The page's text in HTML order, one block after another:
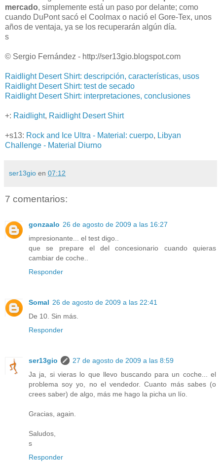
mercado, simplemente está un paso por delante; como
cuando DuPont sacó el Coolmax o nació el Gore-Tex, unos
años de ventaja, ya se los recuperarán algún día.
s
© Sergio Fernández - http://ser13gio.blogspot.com
Raidlight Desert Shirt: descripción, características, usos
Raidlight Desert Shirt: test de secado
Raidlight Desert Shirt: interpretaciones, conclusiones
+: Raidlight, Raidlight Desert Shirt
+s13: Rock and Ice Ultra - Material: cuerpo, Libyan
Challenge - Material Diurno
ser13gio en 07:12
7 comentarios:
gonzaalo 26 de agosto de 2009 a las 16:27
impresionante... el test digo..
que se prepare el del concesionario cuando quieras
cambiar de coche..
Responder
Somal 26 de agosto de 2009 a las 22:41
De 10. Sin más.
Responder
ser13gio
27 de agosto de 2009 a las 8:59
Ja ja, si vieras lo que llevo buscando para un coche... el
problema soy yo, no el vendedor. Cuanto más sabes (o
crees saber) de algo, más me hago la picha un lío.
Gracias, again.
Saludos,
s
Responder